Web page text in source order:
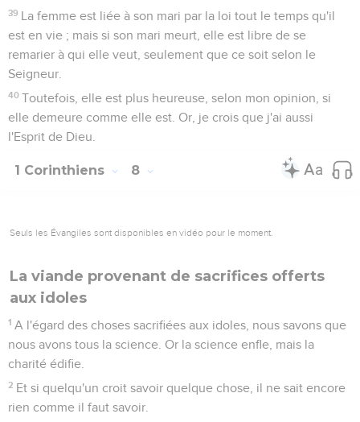
39 La femme est liée à son mari par la loi tout le temps qu'il
est en vie ; mais si son mari meurt, elle est libre de se
remarier à qui elle veut, seulement que ce soit selon le
Seigneur.
40 Toutefois, elle est plus heureuse, selon mon opinion, si
elle demeure comme elle est. Or, je crois que j'ai aussi
l'Esprit de Dieu.
1 Corinthiens 8
Seuls les Évangiles sont disponibles en vidéo pour le moment.
La viande provenant de sacrifices offerts
aux idoles
1 A l'égard des choses sacrifiées aux idoles, nous savons que
nous avons tous la science. Or la science enfle, mais la
charité édifie.
2 Et si quelqu'un croit savoir quelque chose, il ne sait encore
rien comme il faut savoir.